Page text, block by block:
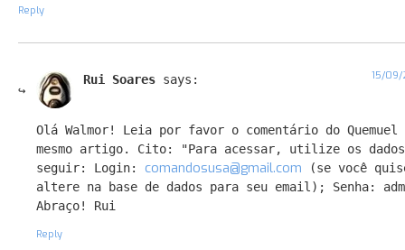
Reply
Rui Soares says: 15/09/
Olá Walmor! Leia por favor o comentário do Quemuel
mesmo artigo. Cito: "Para acessar, utilize os
seguir: Login: comandosusa@gmail.com (se você
altere na base de dados para seu email); Senha:
Abraço! Rui
Reply